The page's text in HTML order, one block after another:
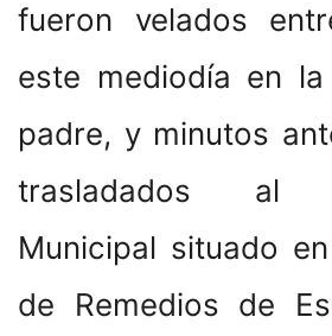
fueron velados
este mediodía en
padre, y minutos
trasladados al
Municipal situado
de Remedios de